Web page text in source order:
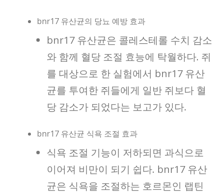
bnr17 유산균의 당뇨 예방 효과
bnr17 유산균은 콜레스테롤 수치 감소
와 함께 혈당 조절 효능에 탁월하다. 쥐
를 대상으로 한 실험에서 bnr17 유산
균를 투여한 쥐들에게 일반 쥐보다 혈
당 감소가 되었다는 보고가 있다.
bnr17 유산균 식욕 조절 효과
식욕 조절 기능이 저하되면 과식으로
이어져 비만이 되기 쉽다. bnr17 유산
균은 식욕을 조절하는 호르몬인 랩틴